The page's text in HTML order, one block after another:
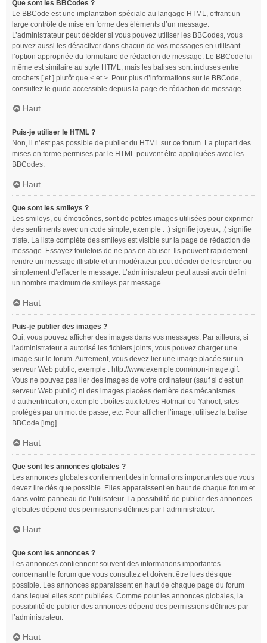
Que sont les BBCodes ?
Le BBCode est une implantation spéciale au langage HTML, offrant un
large contrôle de mise en forme des éléments d’un message.
L’administrateur peut décider si vous pouvez utiliser les BBCodes, vous
pouvez aussi les désactiver dans chacun de vos messages en utilisant
l’option appropriée du formulaire de rédaction de message. Le BBCode lui-
même est similaire au style HTML, mais les balises sont incluses entre
crochets [ et ] plutôt que < et >. Pour plus d’informations sur le BBCode,
consultez le guide accessible depuis la page de rédaction de message.
Haut
Puis-je utiliser le HTML ?
Non, il n’est pas possible de publier du HTML sur ce forum. La plupart des
mises en forme permises par le HTML peuvent être appliquées avec les
BBCodes.
Haut
Que sont les smileys ?
Les smileys, ou émoticônes, sont de petites images utilisées pour exprimer
des sentiments avec un code simple, exemple : :) signifie joyeux, :( signifie
triste. La liste complète des smileys est visible sur la page de rédaction de
message. Essayez toutefois de ne pas en abuser. Ils peuvent rapidement
rendre un message illisible et un modérateur peut décider de les retirer ou
simplement d’effacer le message. L’administrateur peut aussi avoir défini
un nombre maximum de smileys par message.
Haut
Puis-je publier des images ?
Oui, vous pouvez afficher des images dans vos messages. Par ailleurs, si
l’administrateur a autorisé les fichiers joints, vous pouvez charger une
image sur le forum. Autrement, vous devez lier une image placée sur un
serveur Web public, exemple : http://www.exemple.com/mon-image.gif.
Vous ne pouvez pas lier des images de votre ordinateur (sauf si c’est un
serveur Web public) ni des images placées derrière des mécanismes
d’authentification, exemple : boîtes aux lettres Hotmail ou Yahoo!, sites
protégés par un mot de passe, etc. Pour afficher l’image, utilisez la balise
BBCode [img].
Haut
Que sont les annonces globales ?
Les annonces globales contiennent des informations importantes que vous
devez lire dès que possible. Elles apparaissent en haut de chaque forum et
dans votre panneau de l’utilisateur. La possibilité de publier des annonces
globales dépend des permissions définies par l’administrateur.
Haut
Que sont les annonces ?
Les annonces contiennent souvent des informations importantes
concernant le forum que vous consultez et doivent être lues dès que
possible. Les annonces apparaissent en haut de chaque page du forum
dans lequel elles sont publiées. Comme pour les annonces globales, la
possibilité de publier des annonces dépend des permissions définies par
l’administrateur.
Haut